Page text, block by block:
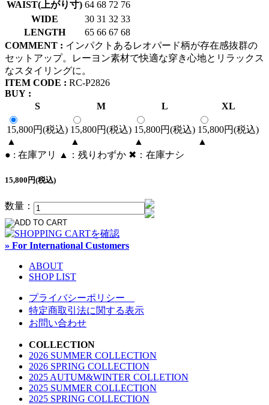
WAIST(上がり寸) 64 68 72 76
WIDE
30 31 32 33
LENGTH
65 66 67 68
COMMENT : インパクトあるレオパード柄が存在感抜群の
セットアップ。レーヨン素材で快適な穿き心地とリラックス
なスタイリングに。
ITEM CODE : RC-P2826
BUY :
S
M L XL
15,800円(税込)
▲
15,800円(税込)
▲
15,800円(税込)
▲
15,800円(税込)
▲
● : 在庫アリ ▲：残りわずか ✖︎：在庫ナシ
15,800円(税込)
数量：
» For International Customers
ABOUT
SHOP LIST
プライバシーポリシー
特定商取引法に関する表示
お問い合わせ
COLLECTION
2026 SUMMER COLLECTION
2026 SPRING COLLECTION
2025 AUTUM&WINTER COLLETION
2025 SUMMER COLLECTION
2025 SPRING COLLECTION